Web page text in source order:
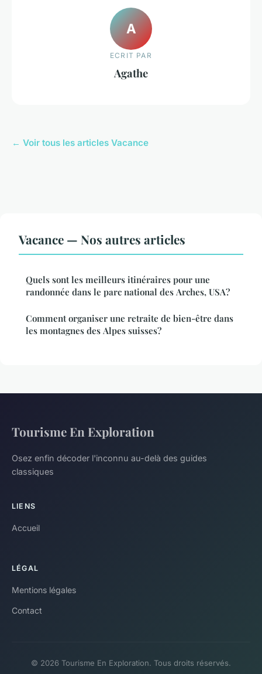
A
ECRIT PAR
Agathe
← Voir tous les articles Vacance
Vacance — Nos autres articles
Quels sont les meilleurs itinéraires pour une
randonnée dans le parc national des Arches, USA?
Comment organiser une retraite de bien-être dans
les montagnes des Alpes suisses?
Tourisme En Exploration
Osez enfin décoder l'inconnu au-delà des guides
classiques
LIENS
Accueil
LÉGAL
Mentions légales
Contact
© 2026 Tourisme En Exploration. Tous droits réservés.